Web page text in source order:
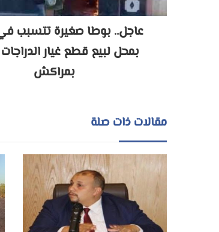
عاجل.. بوطا صغيرة تتسبب في
بمحل لبيع قطع غيار الدراجات
بمراكش
مقالات ذات صلة